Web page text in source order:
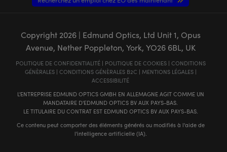
Copyright 2026| Edmund Optics, Ltd Unit 1, Opus
Avenue, Nether Poppleton, York, YO26 6BL, UK
POLITIQUE DE CONFIDENTIALITÉ| POLITIQUE DE COOKIES| CONDITIONS
GÉNÈRALES| CONDITIONS GÉNÈRALES B2C | MENTIONS LÉGALES|
ACCESSIBILITÉ
L'ENTREPRISE EDMUND OPTICS GMBH EN ALLEMAGNE AGIT COMME UN
MANDATAIRE D'EDMUND OPTICS BV AUX PAYS-BAS.
LE TITULAIRE DU CONTRAT EST EDMUND OPTICS BV AUX PAYS-BAS.
Ce contenu peut comporter des éléments générés ou modifiés à l'aide de
l'intelligence artificielle (IA).